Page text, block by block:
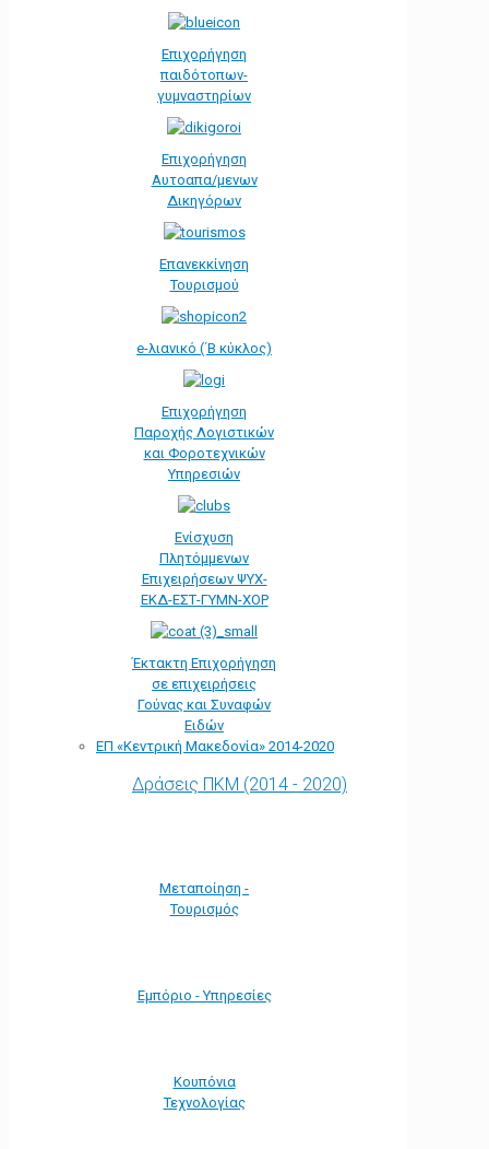
Επιχορήγηση
παιδότοπων-
γυμναστηρίων
Επιχορήγηση
Αυτοαπα/μενων
Δικηγόρων
Επανεκκίνηση
Τουρισμού
e-λιανικό (΄Β κύκλος)
Επιχορήγηση
Παροχής Λογιστικών
και Φοροτεχνικών
Υπηρεσιών
Ενίσχυση
Πλητόμμενων
Επιχειρήσεων ΨΥΧ-
ΕΚΔ-ΕΣΤ-ΓΥΜΝ-ΧΟΡ
Έκτακτη Επιχορήγηση
σε επιχειρήσεις
Γούνας και Συναφών
Ειδών
ΕΠ «Kεντρική Μακεδονία» 2014-2020
Δράσεις ΠΚΜ (2014 - 2020)
Μεταποίηση -
Τουρισμός
Εμπόριο - Υπηρεσίες
Κουπόνια
Τεχνολογίας